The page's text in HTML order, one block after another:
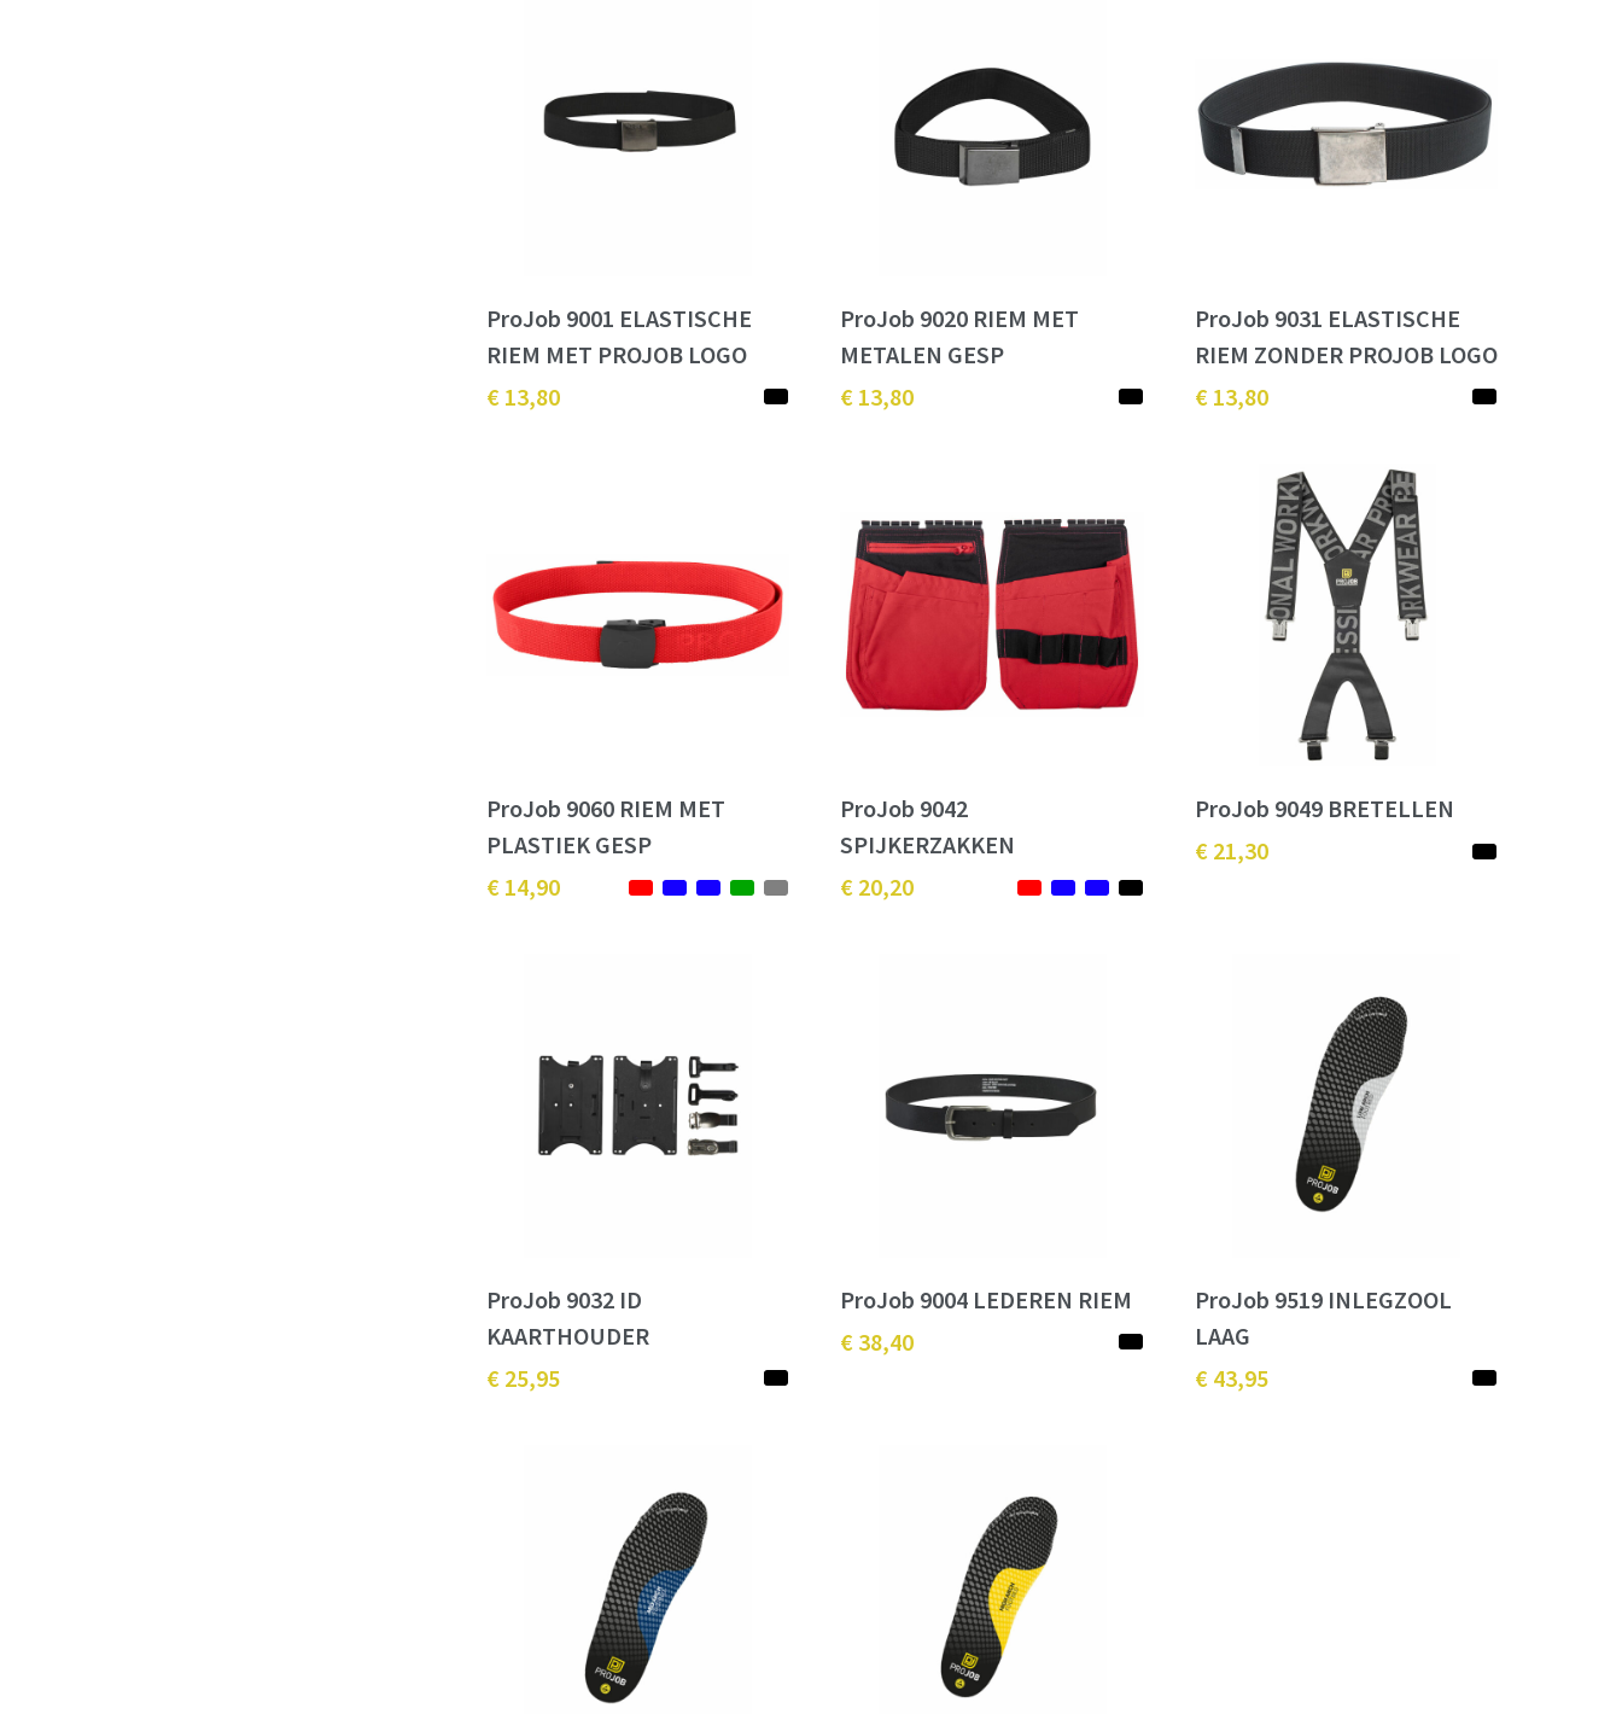
ProJob 9001 ELASTISCHE
RIEM MET PROJOB LOGO
€ 13,80
ProJob 9020 RIEM MET
METALEN GESP
€ 13,80
ProJob 9031 ELASTISCHE
RIEM ZONDER PROJOB LOGO
€ 13,80
ProJob 9060 RIEM MET
PLASTIEK GESP
€ 14,90
ProJob 9042
SPIJKERZAKKEN
€ 20,20
ProJob 9049 BRETELLEN
€ 21,30
ProJob 9032 ID
KAARTHOUDER
€ 25,95
ProJob 9004 LEDEREN RIEM
€ 38,40
ProJob 9519 INLEGZOOL
LAAG
€ 43,95